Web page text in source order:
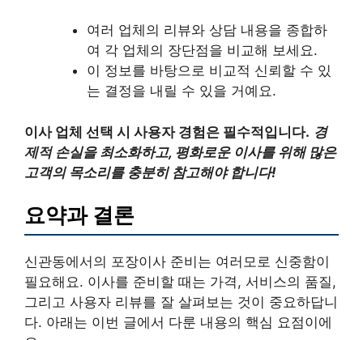
여러 업체의 리뷰와 상담 내용을 종합하
여 각 업체의 장단점을 비교해 보세요.
이 정보를 바탕으로 비교적 신뢰할 수 있
는 결정을 내릴 수 있을 거예요.
이사 업체 선택 시 사용자 경험은 필수적입니다. 경
제적 손실을 최소화하고, 평화로운 이사를 위해 많은
고객의 목소리를 충분히 참고해야 합니다!
요약과 결론
신관동에서의 포장이사 준비는 여러모로 신중함이
필요해요. 이사를 준비할 때는 가격, 서비스의 품질,
그리고 사용자 리뷰를 잘 살펴보는 것이 중요하답니
다. 아래는 이번 글에서 다룬 내용의 핵심 요점이에